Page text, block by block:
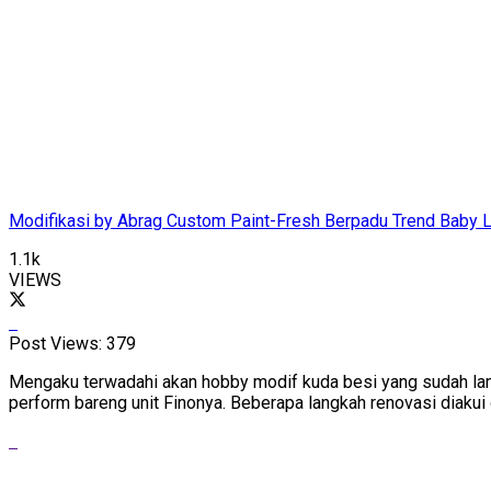
Modifikasi by Abrag Custom Paint-Fresh Berpadu Trend Baby
1.1k
VIEWS
Post Views: 379
Mengaku terwadahi akan hobby modif kuda besi yang sudah
perform bareng unit Finonya. Beberapa langkah renovasi